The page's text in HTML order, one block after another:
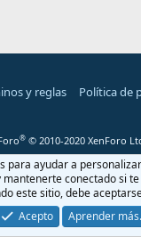
y reglas Política de
® © 2010-2020 XenForo
para ayudar a
mantenerte conectado si
este sitio, debe
Acepto
Aprender